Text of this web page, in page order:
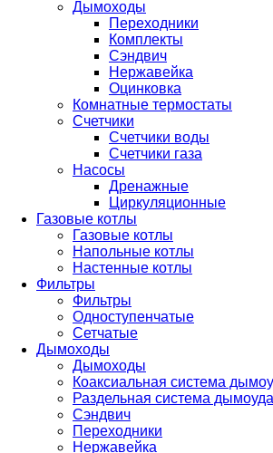
Дымоходы
Переходники
Комплекты
Сэндвич
Нержавейка
Оцинковка
Комнатные термостаты
Счетчики
Счетчики воды
Счетчики газа
Насосы
Дренажные
Циркуляционные
Газовые котлы
Газовые котлы
Напольные котлы
Настенные котлы
Фильтры
Фильтры
Одноступенчатые
Сетчатые
Дымоходы
Дымоходы
Коаксиальная система
Раздельная система
Сэндвич
Переходники
Нержавейка